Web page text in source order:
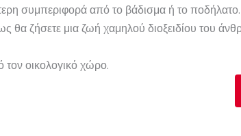
συμπεριφορά από το βάδισμα ή το
ζήσετε μια ζωή χαμηλού διοξειδίου του
οικολογικό χώρο.